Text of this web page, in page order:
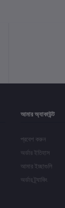
আমার অ্যাকাউন্ট
প্রবেশ করুন
অর্ডার ইতিহাস
আমার ইচ্ছাগুলি
অর্ডার ট্র্যাকিং